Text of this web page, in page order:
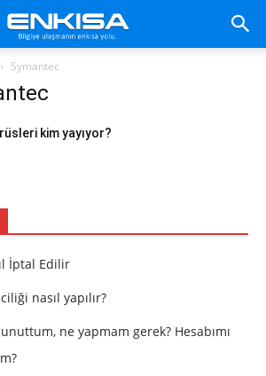
Symantec
kim yayıyor?
İptal Edilir
nasıl yapılır?
ne yapmam gerek? Hesabımı